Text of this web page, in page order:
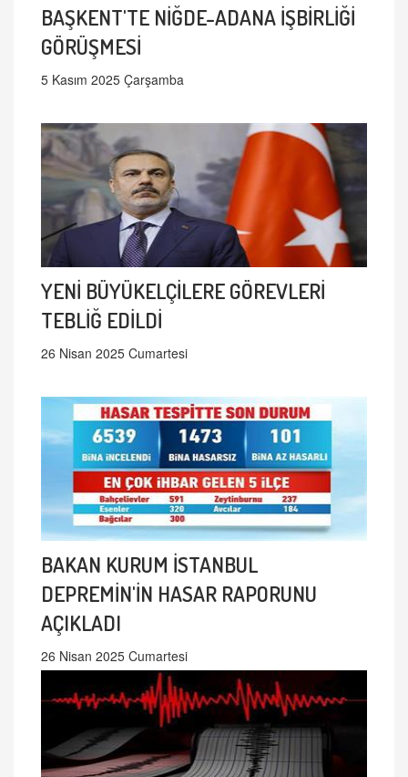
BAŞKENT'TE NİĞDE-ADANA İŞBİRLİĞİ
GÖRÜŞMESİ
5 Kasım 2025 Çarşamba
YENİ BÜYÜKELÇİLERE GÖREVLERİ
TEBLİĞ EDİLDİ
26 Nisan 2025 Cumartesi
BAKAN KURUM İSTANBUL
DEPREMİN'İN HASAR RAPORUNU
AÇIKLADI
26 Nisan 2025 Cumartesi